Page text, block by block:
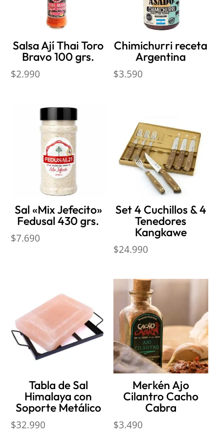
Salsa Ají Thai Toro
Bravo 100 grs.
$2.990
Chimichurri receta
Argentina
$3.590
Sal «Mix Jefecito»
Fedusal 430 grs.
$7.690
Set 4 Cuchillos & 4
Tenedores
Kangkawe
$24.990
Tabla de Sal
Himalaya con
Soporte Metálico
$32.990
Merkén Ajo
Cilantro Cacho
Cabra
$3.490